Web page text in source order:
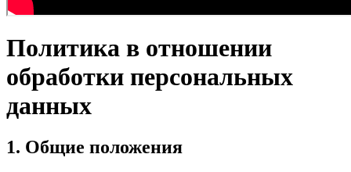
Политика в отношении
обработки персональных
данных
1. Общие положения